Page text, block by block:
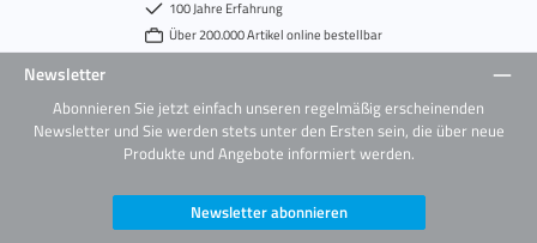
100 Jahre Erfahrung
Über 200.000 Artikel online bestellbar
Newsletter
Abonnieren Sie jetzt einfach unseren regelmäßig erscheinenden
Newsletter und Sie werden stets unter den Ersten sein, die über neue
Produkte und Angebote informiert werden.
Newsletter abonnieren